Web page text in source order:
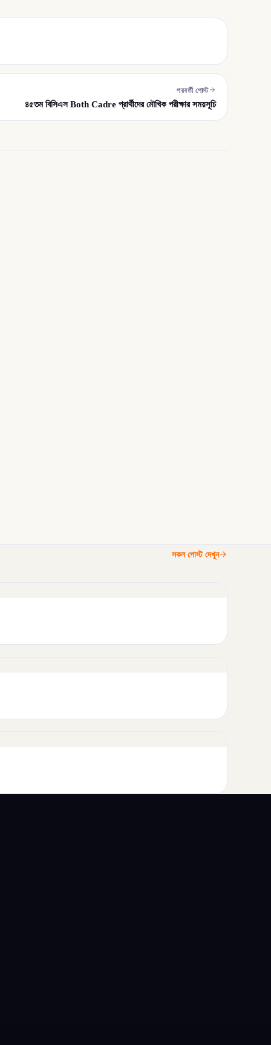
পরবর্তী পোস্ট
৪৫তম বিসিএস Both Cadre প্রার্থীদের মৌখিক পরীক্ষার সময়সূচি
সকল পোস্ট দেখুন